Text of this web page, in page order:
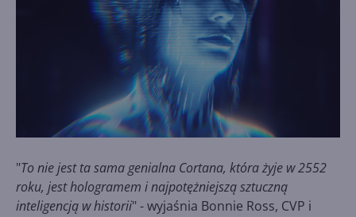
"To nie jest ta sama genialna Cortana, która żyje w 2552
roku, jest hologramem i najpotężniejszą sztuczną
inteligencją w historii" - wyjaśnia Bonnie Ross, CVP i